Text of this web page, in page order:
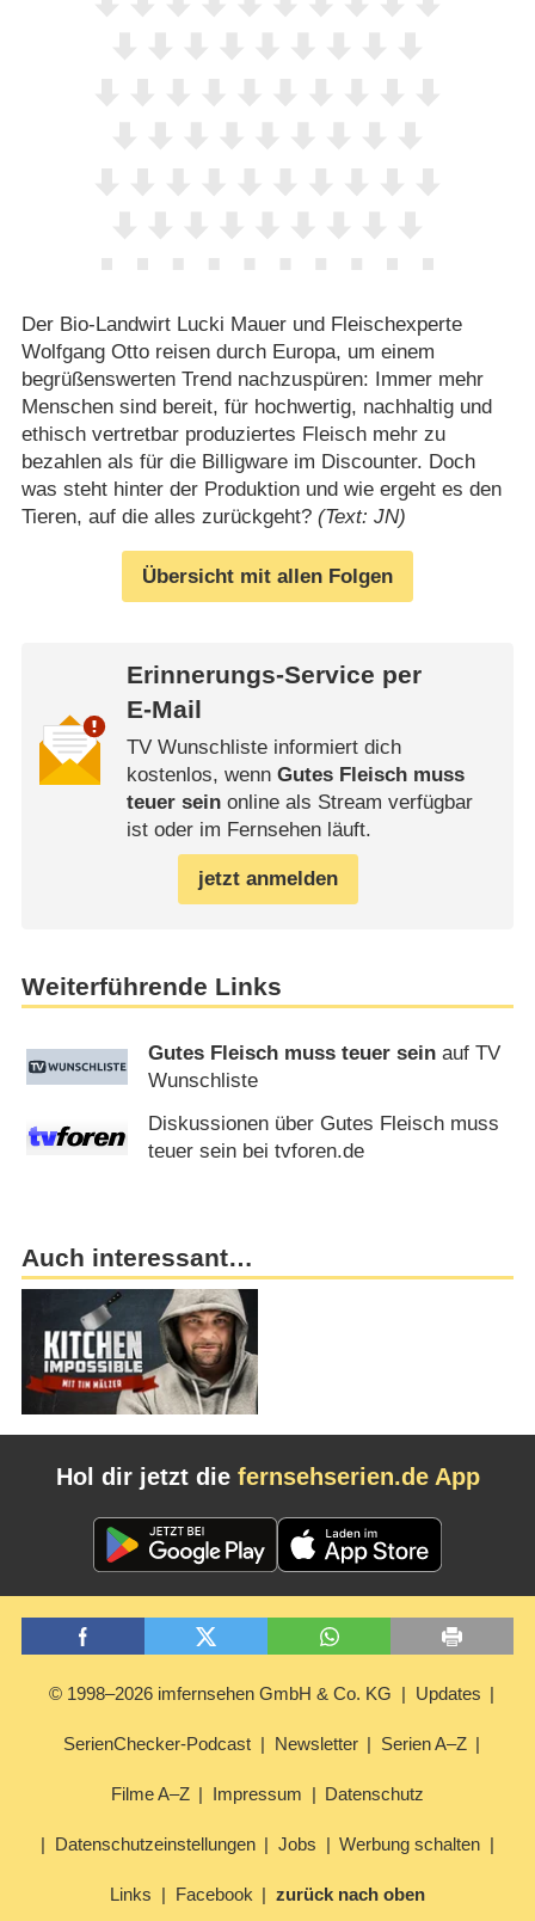
Der Bio-Landwirt Lucki Mauer und Fleischexperte
Wolfgang Otto reisen durch Europa, um einem
begrüßenswerten Trend nachzuspüren: Immer mehr
Menschen sind bereit, für hochwertig, nachhaltig und
ethisch vertretbar produziertes Fleisch mehr zu
bezahlen als für die Billigware im Discounter. Doch
was steht hinter der Produktion und wie ergeht es den
Tieren, auf die alles zurückgeht? (Text: JN)
Übersicht mit allen Folgen
Erinnerungs-Service per
E-Mail
TV Wunschliste informiert dich
kostenlos, wenn Gutes Fleisch muss
teuer seinonline als Stream verfügbar
ist oder im Fernsehen läuft.
jetzt anmelden
Weiterführende Links
Gutes Fleisch muss teuer sein auf TV
Wunschliste
Diskussionen über Gutes Fleisch muss
teuer sein bei tvforen.de
Auch interessant…
Hol dir jetzt die fernsehserien.de App
© 1998–2026 imfernsehen GmbH & Co. KG Updates
SerienChecker-Podcast Newsletter Serien A–Z
Filme A–Z Impressum Datenschutz
Datenschutzeinstellungen Jobs Werbung schalten
Links Facebook zurück nach oben